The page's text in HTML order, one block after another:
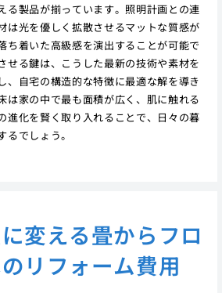
る製品が揃っています。照明計画との連
は光を優しく拡散させるマットな質感が
ち着いた高級感を演出することが可能で
せる鍵は、こうした最新の技術や素材を
、自宅の構造的な特徴に最適な解を導き
は家の中で最も面積が広く、肌に触れる
進化を賢く取り入れることで、日々の暮
るでしょう。
変える畳からフロ
リフォーム費用